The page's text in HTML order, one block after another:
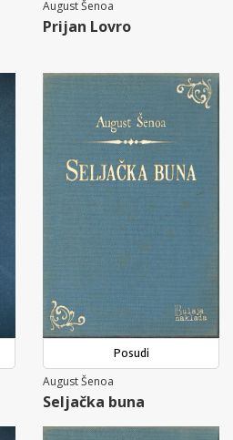
August Šenoa
Prijan Lovro
Posudi
August Šenoa
Seljačka buna